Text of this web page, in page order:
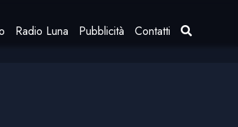
Radio Luna Pubblicità Contatti